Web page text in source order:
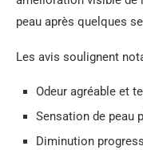
peau après quelques
Les avis soulignent
Odeur agréable et
Sensation de peau
Diminution